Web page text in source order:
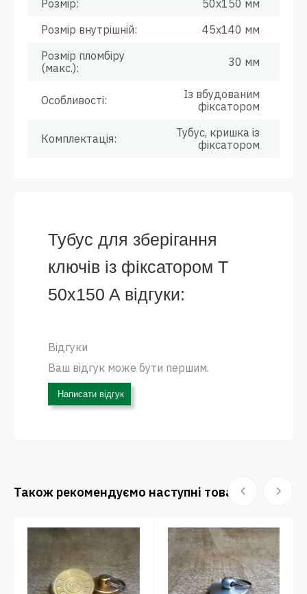
Розмір:
50x150 мм
Розмір внутрішній:
45x140 мм
Розмір пломбіру
(макс.):
30 мм
Особливості:
Із вбудованим
фіксатором
Комплектація:
Тубус, кришка із
фіксатором
Тубус для зберігання
ключів із фіксатором Т
50x150 A відгуки:
Відгуки
Ваш відгук може бути першим.
Написати відгук
Також рекомендуємо наступні товари: